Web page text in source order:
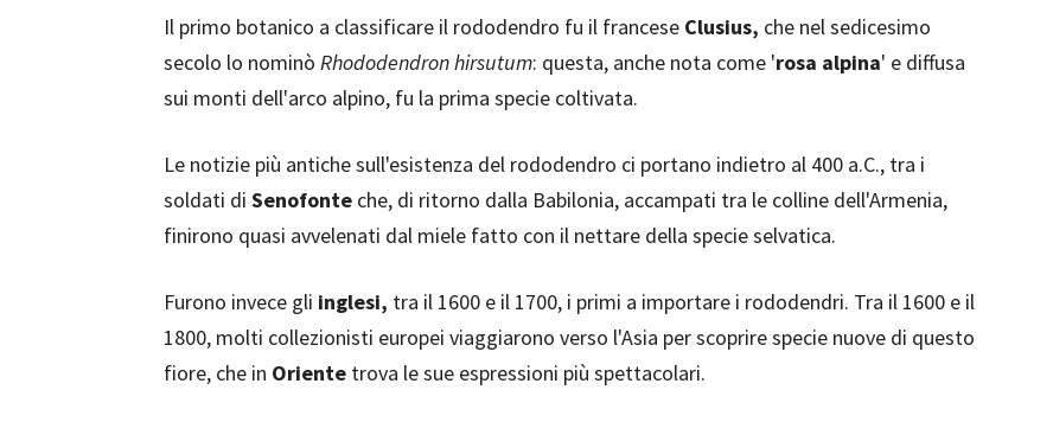
Il primo botanico a classificare il rododendro fu il francese Clusius, che nel sedicesimo
secolo lo nominò Rhododendron hirsutum: questa, anche nota come 'rosa alpina' e diffusa
sui monti dell'arco alpino, fu la prima specie coltivata.
Le notizie più antiche sull'esistenza del rododendro ci portano indietro al 400 a.C., tra i
soldati di Senofonte che, di ritorno dalla Babilonia, accampati tra le colline dell'Armenia,
finirono quasi avvelenati dal miele fatto con il nettare della specie selvatica.
Furono invece gli inglesi, tra il 1600 e il 1700, i primi a importare i rododendri. Tra il 1600 e il
1800, molti collezionisti europei viaggiarono verso l'Asia per scoprire specie nuove di questo
fiore, che in Oriente trova le sue espressioni più spettacolari.